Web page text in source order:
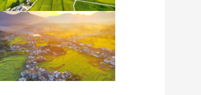
重慶梁平：優質水稻豐收
在望